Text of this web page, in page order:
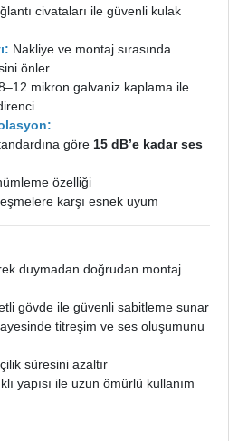
civataları ile güvenli kulak
Nakliye ve montaj sırasında
önler
mikron galvaniz kaplama ile
göre 15 dB’e kadar ses
özelliği
karşı esnek uyum
duymadan doğrudan montaj
gövde ile güvenli sabitleme sunar
titreşim ve ses oluşumunu
süresini azaltır
yapısı ile uzun ömürlü kullanım